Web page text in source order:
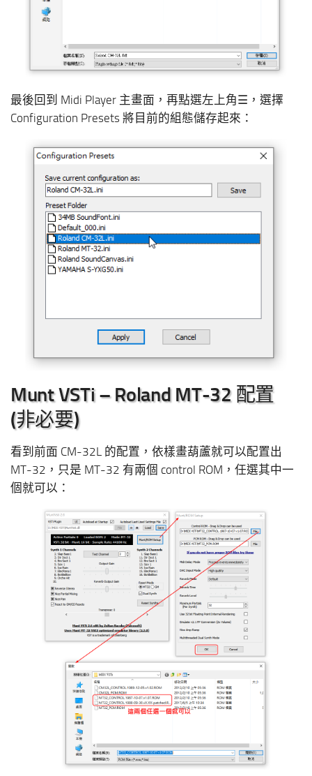
最後回到 Midi Player 主畫面，再點選左上角☰，選擇
Configuration Presets 將目前的組態儲存起來：
Munt VSTi – Roland MT-32 配置
(非必要)
看到前面 CM-32L 的配置，依樣畫葫蘆就可以配置出
MT-32，只是 MT-32 有兩個 control ROM，任選其中一
個就可以：